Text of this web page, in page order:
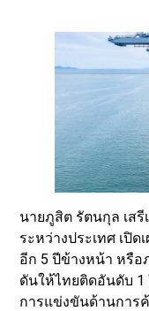
นายภูสิต รัตนกุล เส
ระหว่างประเทศ เปิ
อีก 5 ปีข้างหน้า หรือ
ดันให้ไทยติดอันดับ 1
การแข่งขันด้านการ